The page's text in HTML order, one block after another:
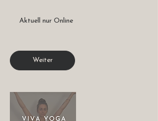
d
M
n
Aktuell nur Online
Weiter